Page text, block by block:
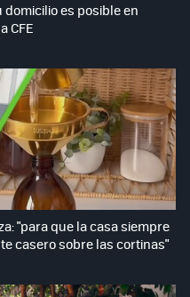
es posible en
CFE
"para que la casa siempre
casero sobre las cortinas"